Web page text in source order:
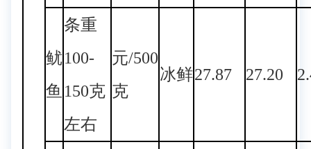
鱿
鱼
条重
100-
150克
左右
元/500
克
冰鲜27.87 27.20